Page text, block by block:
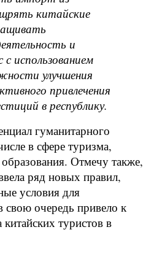
китайские
и
использованием
улучшения
привлечения
в республику.
гуманитарного
в сфере туризма,
Отмечу также,
ряд новых правил,
условия для
очередь привело к
туристов в